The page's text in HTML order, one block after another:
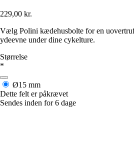
229,00 kr.
Vælg Polini kædehusbolte for en
ydeevne under dine cykelture.
Størrelse
*
Ø15 mm
Dette felt er påkrævet
Sendes inden for 6 dage